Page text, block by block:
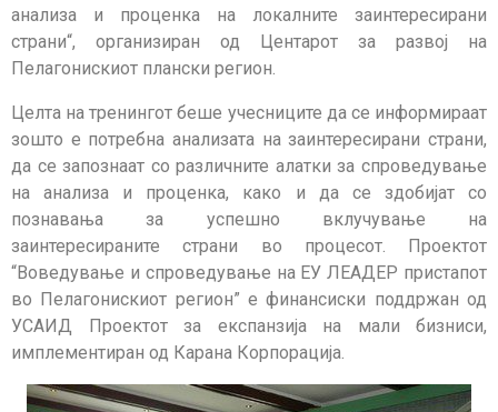
анализа и проценка на локалните заинтересирани
страни“, организиран од Центарот за развој на
Пелагонискиот плански регион.
Целта на тренингот беше учесниците да се информираат
зошто е потребна анализата на заинтересирани страни,
да се запознаат со различните алатки за спроведување
на анализа и проценка, како и да се здобијат со
познавања за успешно вклучување на
заинтересираните страни во процесот. Проектот
“Воведување и спроведување на ЕУ ЛЕАДЕР пристапот
во Пелагонискиот регион” е финансиски поддржан од
УСАИД Проектот за експанзија на мали бизниси,
имплементиран од Карана Корпорација.